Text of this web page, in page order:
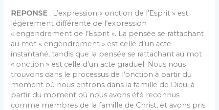
REPONSE : L’expression « onction de l’Esprit » est
légèrement différente de l’expression
« engendrement de l’Esprit ». La pensée se rattachant
au mot « engendrement » est celle d’un acte
instantané, tandis que la pensée se rattachant au mot
« onction » est celle d’un acte graduel. Nous nous
trouvons dans le processus de l’onction à partir du
moment où nous entrons dans la famille de Dieu, à
partir du moment où nous avons été reconnus
comme membres de la famille de Christ, et avons pris